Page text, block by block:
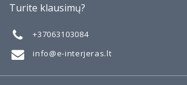
Mano darbai
Taisyklės
Turite klausimų?
+37063103084
info@e-interjeras.lt